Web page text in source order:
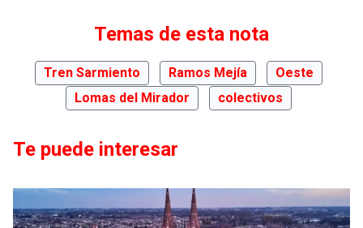
Temas de esta nota
Tren Sarmiento Ramos Mejía
Oeste
Lomas del Mirador
colectivos
Te puede interesar